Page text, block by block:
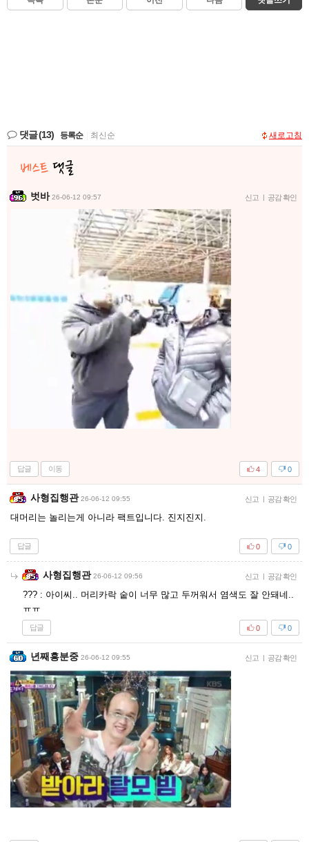
댓글(13) 등록순 최신순 새로고침
벗바 26-06-12 09:57 신고 | 공감 확인
답글 이동 0
4
사형집행관 26-06-12 09:55 신고 | 공감 확인
대머리는 놀리는게 아니라 팩트입니다. 진지진지.
답글 0
0
사형집행관 26-06-12 09:56 신고 | 공감 확인
??? : 아이씨.. 머리카락 숱이 너무 많고 두꺼워서 염색도 잘 안돼네..
ㅠㅠ
답글 0
0
년째흥분중 26-06-12 09:55 신고 | 공감 확인